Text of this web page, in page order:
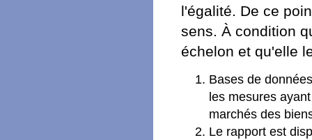
l'égalité. De ce
sens. À condition
échelon et qu'elle
Bases de
les mesures
marchés des
Le rapport est